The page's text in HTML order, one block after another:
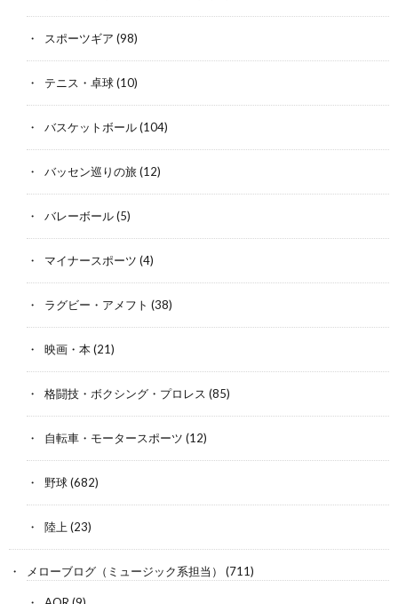
スポーツギア (98)
テニス・卓球(10)
バスケットボール(104)
バッセン巡りの旅(12)
バレーボール(5)
マイナースポーツ (4)
ラグビー・アメフト (38)
映画・本(21)
格闘技・ボクシング・プロレス (85)
自転車・モータースポーツ (12)
野球(682)
陸上 (23)
メローブログ（ミュージック系担当） (711)